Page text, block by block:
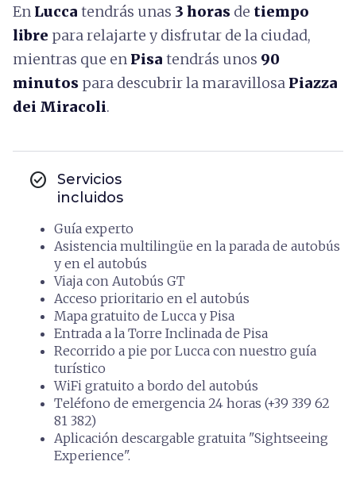
En Lucca tendrás unas 3 horas de tiempo
libre para relajarte y disfrutar de la ciudad,
mientras que en Pisa tendrás unos 90
minutos para descubrir la maravillosa Piazza
dei Miracoli.
check_circle
Servicios
incluidos
Guía experto
Asistencia multilingüe en la parada de autobús
y en el autobús
Viaja con Autobús GT
Acceso prioritario en el autobús
Mapa gratuito de Lucca y Pisa
Entrada a la Torre Inclinada de Pisa
Recorrido a pie por Lucca con nuestro guía
turístico
WiFi gratuito a bordo del autobús
Teléfono de emergencia 24 horas (+39 339 62
81 382)
Aplicación descargable gratuita "Sightseeing
Experience".